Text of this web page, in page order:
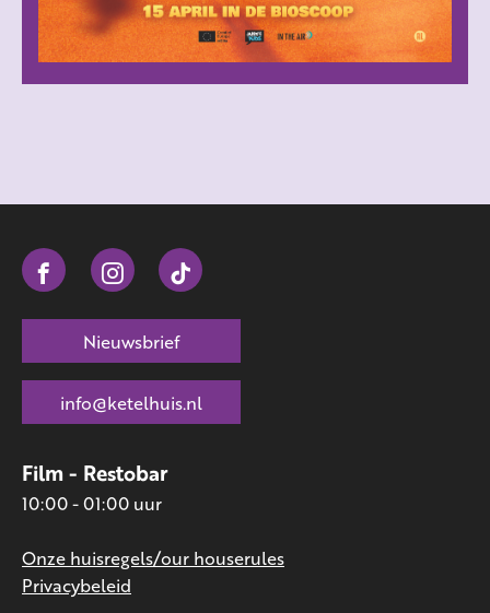
Film - Restobar
10:00 - 01:00 uur
Onze huisregels/our houserules
Privacybeleid
Nieuwsbrief
info@ketelhuis.nl